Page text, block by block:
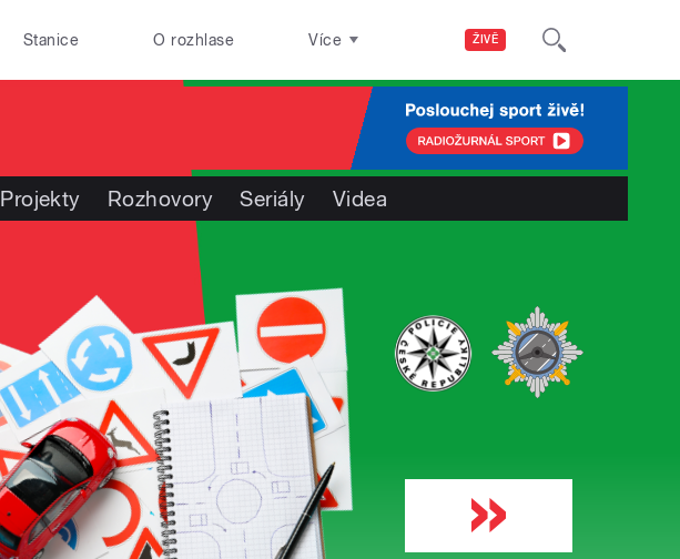
ŽIVĚ
Stanice O rozhlase Více
Projekty Rozhovory Seriály Videa